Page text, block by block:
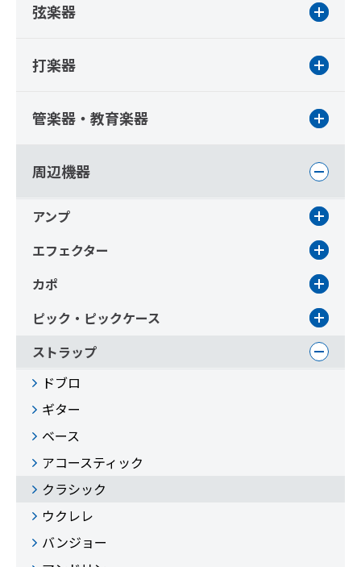
弦楽器
打楽器
管楽器・教育楽器
周辺機器
アンプ
エフェクター
カポ
ピック・ピックケース
ストラップ
ドブロ
ギター
ベース
アコースティック
クラシック
ウクレレ
バンジョー